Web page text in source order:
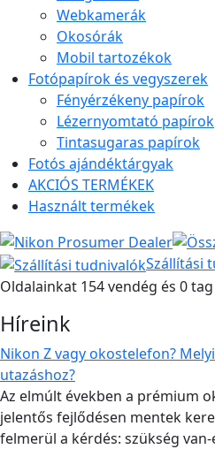
Webkamerák
Okosórák
Mobil tartozékok
Fotópapírok és vegyszerek
Fényérzékeny papírok
Lézernyomtató papírok
Tintasugaras papírok
Fotós ajándéktárgyak
AKCIÓS TERMÉKEK
Használt termékek
Szállítási
Oldalainkat 154 vendég és 0
Híreink
Nikon Z vagy okostelefon?
utazáshoz?
Az elmúlt években a prémium
jelentős fejlődésen mentek
felmerül a kérdés: szükség